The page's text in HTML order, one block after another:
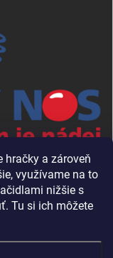
hračky a zároveň
využívame na to
nižšie s
Tu si ich môžete